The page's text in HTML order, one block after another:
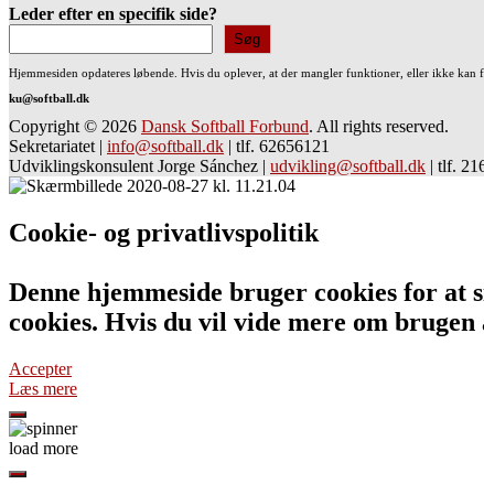
Leder efter en specifik side?
Søg
Hjemmesiden opdateres løbende. Hvis du oplever, at der mangler funktioner, eller ikke
ku@softball.dk
Copyright © 2026 Dansk Softball Forbund. All rights reserved.
Sekretariatet | info@softball.dk | tlf. 62656121
Udviklingskonsulent Jorge Sánchez | udvikling@softball.dk | tlf.
Cookie- og privatlivspolitik
Denne hjemmeside bruger cookies for at
cookies. Hvis du vil vide mere om
Accepter
Læs mere
load more